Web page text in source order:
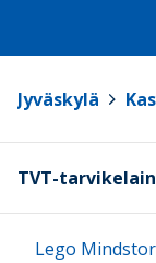
Jyväskylä
TVT-
Lego